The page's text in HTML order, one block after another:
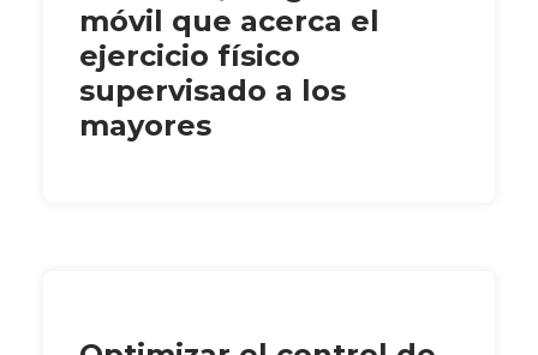
móvil que acerca el
ejercicio físico
supervisado a los
mayores